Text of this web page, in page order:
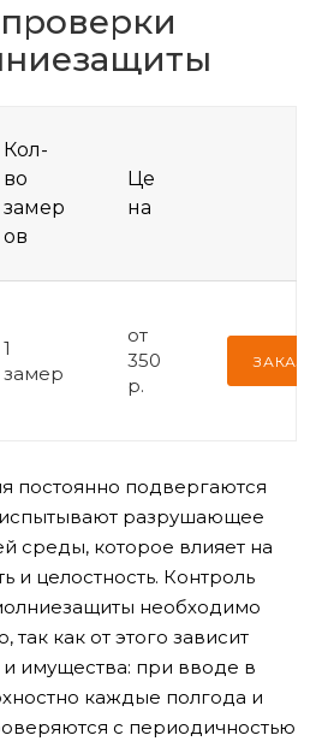
Кол-
во
замер
ов
Це
на
1
замер
от
350
р.
постоянно подвергаются
разрушающее
среды, которое влияет на
и целостность. Контроль
необходимо
так как от этого зависит
имущества: при вводе в
каждые полгода и
с периодичностью